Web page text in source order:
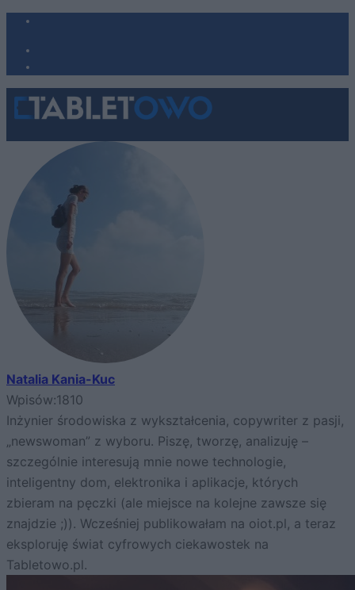
Natalia Kania-Kuc
Wpisów:1810
Inżynier środowiska z wykształcenia, copywriter z pasji,
„newswoman” z wyboru. Piszę, tworzę, analizuję –
szczególnie interesują mnie nowe technologie,
inteligentny dom, elektronika i aplikacje, których
zbieram na pęczki (ale miejsce na kolejne zawsze się
znajdzie ;)). Wcześniej publikowałam na oiot.pl, a teraz
eksploruję świat cyfrowych ciekawostek na
Tabletowo.pl.